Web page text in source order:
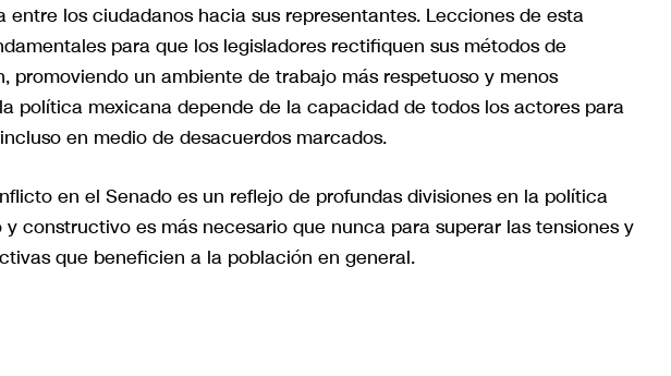
los ciudadanos hacia sus representantes. Lecciones de esta
para que los legisladores rectifiquen sus métodos de
promoviendo un ambiente de trabajo más respetuoso y menos
política mexicana depende de la capacidad de todos los actores para
en medio de desacuerdos marcados.
en el Senado es un reflejo de profundas divisiones en la política
constructivo es más necesario que nunca para superar las tensiones y
que beneficien a la población en general.